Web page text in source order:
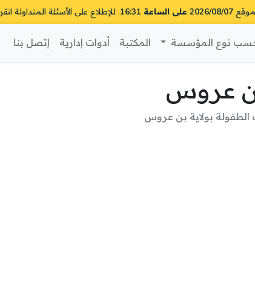
2026/08/07 على الساعة 16:31 . للإطلاع على الأسئلة المتداولة انقر
نوع المؤسسة المكتبة أدوات إدارية إتصل بنا
بن عروس
الطفولة بولاية بن عروس